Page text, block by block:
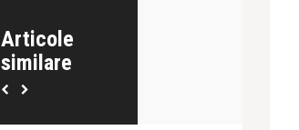
Articole
similare
Alice Năstase Buciuta
Radu Mihalache: Este fascinant să